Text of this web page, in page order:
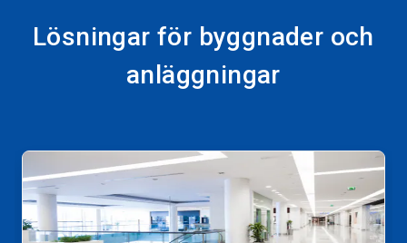
Lösningar för byggnader och
anläggningar
Detta
en
karusell.
Använd
knapparna